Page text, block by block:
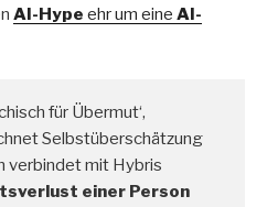
AI-Hype ehr um eine AI-
für Übermut‘,
Selbstüberschätzung
verbindet mit Hybris
einer Person